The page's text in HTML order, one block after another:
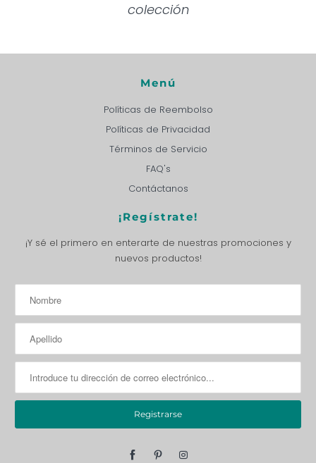
colección
Menú
Políticas de Reembolso
Políticas de Privacidad
Términos de Servicio
FAQ's
Contáctanos
¡Regístrate!
¡Y sé el primero en enterarte de nuestras promociones y
nuevos productos!